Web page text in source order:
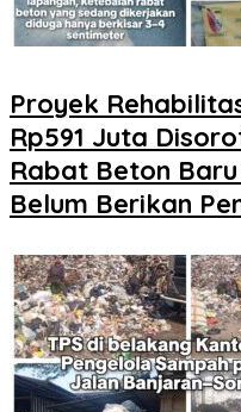
Proyek
Rp591 Juta
Rabat Beton
Belum Berikan